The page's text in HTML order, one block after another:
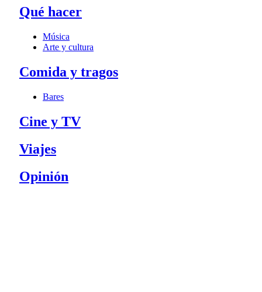
Qué hacer
Música
Arte y cultura
Comida y tragos
Bares
Cine y TV
Viajes
Opinión